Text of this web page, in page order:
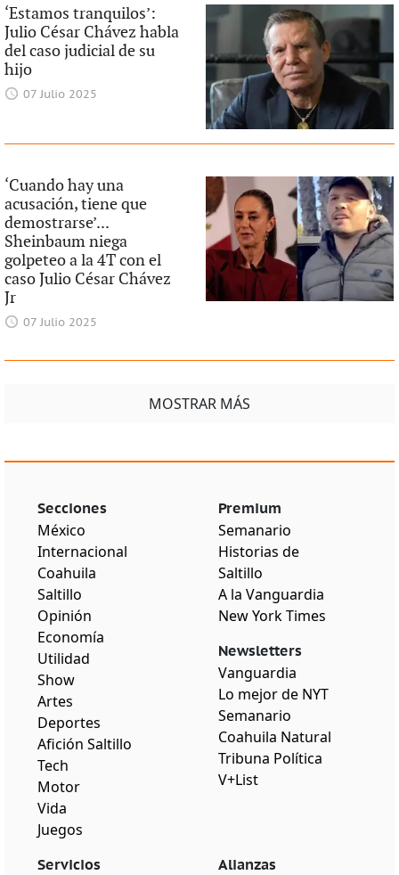
‘Estamos tranquilos’:
Julio César Chávez habla
del caso judicial de su
hijo
07 Julio 2025
‘Cuando hay una
acusación, tiene que
demostrarse’...
Sheinbaum niega
golpeteo a la 4T con el
caso Julio César Chávez
Jr
07 Julio 2025
MOSTRAR MÁS
Secciones
México
Internacional
Coahuila
Saltillo
Opinión
Economía
Utilidad
Show
Artes
Deportes
Afición Saltillo
Tech
Motor
Vida
Juegos
Premium
Semanario
Historias de
Saltillo
A la Vanguardia
New York Times
Newsletters
Vanguardia
Lo mejor de NYT
Semanario
Coahuila Natural
Tribuna Política
V+List
Servicios Alianzas